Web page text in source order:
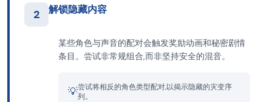
2 解锁隐藏内容
某些角色与声音的配对会触发奖励动画和秘密剧情
条目。尝试非常规组合,而非坚持安全的混音。
💡尝试将相反的角色类型配对,以揭示隐藏的灾变序
列。